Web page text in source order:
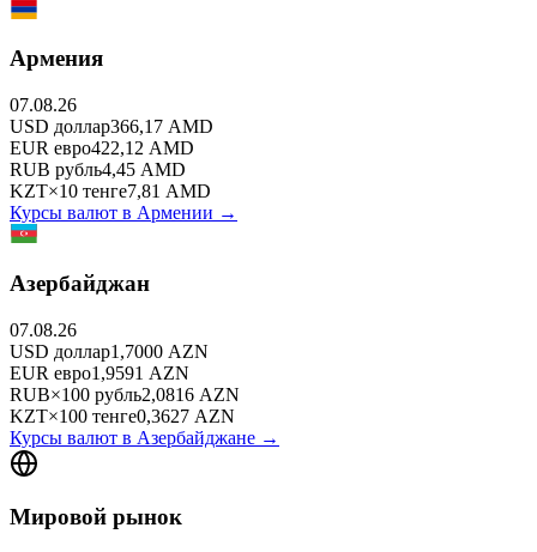
Армения
07.08.26
USD доллар366,17 AMD
EUR евро422,12 AMD
RUB рубль4,45 AMD
KZT×10 тенге7,81 AMD
Курсы валют в Армении →
Азербайджан
07.08.26
USD доллар1,7000 AZN
EUR евро1,9591 AZN
RUB×100 рубль2,0816 AZN
KZT×100 тенге0,3627 AZN
Курсы валют в Азербайджане →
Мировой рынок